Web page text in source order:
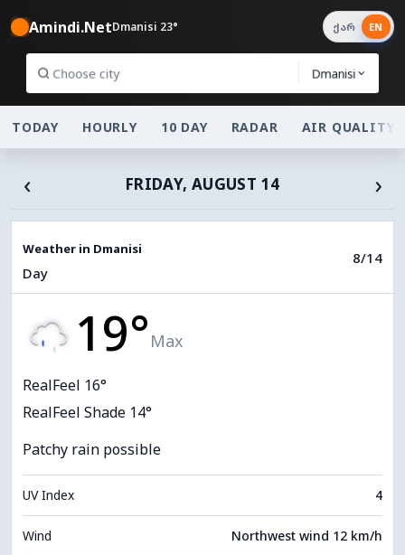
Amindi.NetDmanisi 23°
Dmanisi
ქარ EN
TODAY HOURLY 10 DAY RADAR AIR QUALITY
‹ FRIDAY, AUGUST 14 ›
Weather in Dmanisi
Day
8/14
19° Max
RealFeel 16°
RealFeel Shade 14°
Patchy rain possible
UV Index 4
Wind Northwest wind 12 km/h